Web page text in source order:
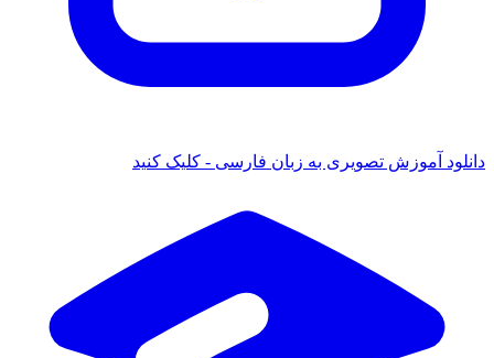
دانلود آموزش تصویری به زبان فارسی - کلیک کنید